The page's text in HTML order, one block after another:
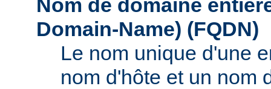
Nom de domaine
Domain-Name) (FQDN)
Le nom unique d'une
nom d'hôte et un nom